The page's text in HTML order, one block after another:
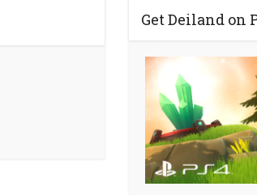
Get Deiland on